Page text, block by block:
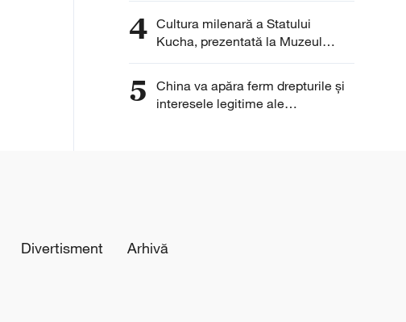
creștere
4 Cultura milenară a Statului
Kucha, prezentată la Muzeul
Qiuci
5
China va apăra ferm drepturile și
interesele legitime ale
Divertisment Arhivă